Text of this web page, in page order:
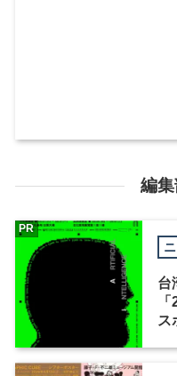
編
台
ス
PR